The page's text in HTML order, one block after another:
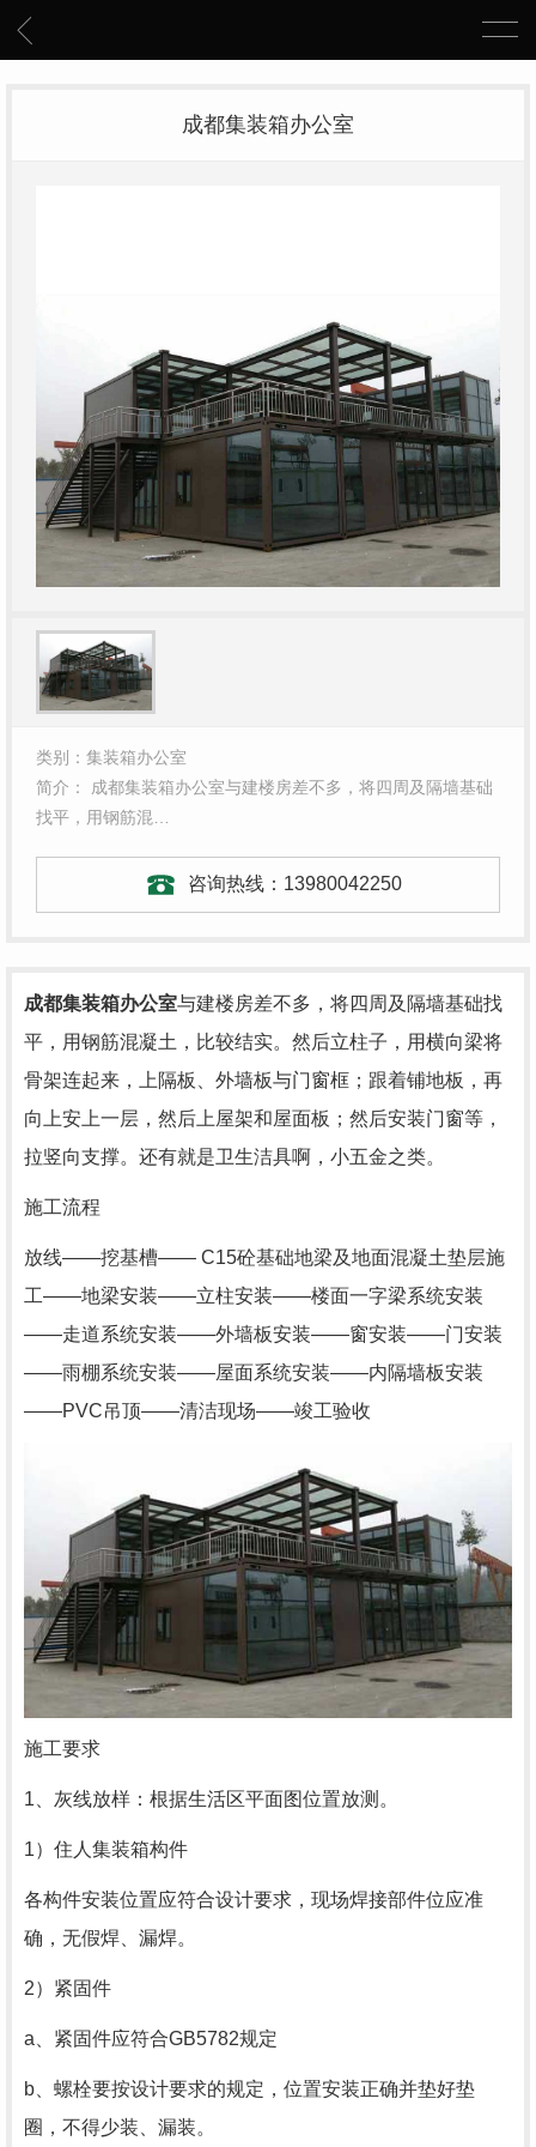
成都集装箱办公室
类别：集装箱办公室
简介： 成都集装箱办公室与建楼房差不多，将四周及隔墙基础
找平，用钢筋混…
咨询热线： 13980042250
成都集装箱办公室与建楼房差不多，将四周及隔墙基础找
平，用钢筋混凝土，比较结实。然后立柱子，用横向梁将
骨架连起来，上隔板、外墙板与门窗框；跟着铺地板，再
向上安上一层，然后上屋架和屋面板；然后安装门窗等，
拉竖向支撑。还有就是卫生洁具啊，小五金之类。
施工流程
放线——挖基槽—— C15砼基础地梁及地面混凝土垫层施
工——地梁安装——立柱安装——楼面一字梁系统安装
——走道系统安装——外墙板安装——窗安装——门安装
——雨棚系统安装——屋面系统安装——内隔墙板安装
——PVC吊顶——清洁现场——竣工验收
施工要求
1、灰线放样：根据生活区平面图位置放测。
1）住人集装箱构件
各构件安装位置应符合设计要求，现场焊接部件位应准
确，无假焊、漏焊。
2）紧固件
a、紧固件应符合GB5782规定
b、螺栓要按设计要求的规定，位置安装正确并垫好垫
圈，不得少装、漏装。